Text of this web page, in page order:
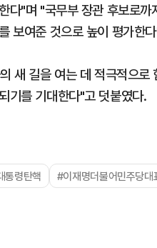
다"며 "국무부 장관 후보로
보여준 것으로 높이 평가한
새 길을 여는 데 적극적으
기를 기대한다"고 덧붙였다.
통령탄핵 #이재명더불어민주당대